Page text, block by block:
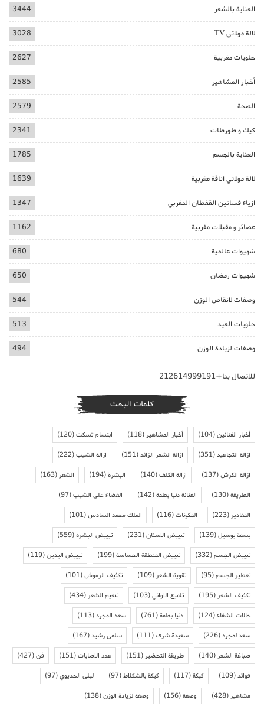
العناية بالشعر 3444
لالة مولاتي TV 3028
حلويات مغربية 2627
أخبار المشاهير 2585
الصحة 2579
كيك و طورطات 2341
العناية بالجسم 1785
لالة مولاتي اناقة مغربية 1639
ازياء فساتين القفطان المغربي 1347
عصائر و مقبلات مغربية 1162
شهيوات عالمية 680
شهيوات رمضان 650
وصفات لانقاص الوزن 544
حلويات العيد 513
وصفات لزيادة الوزن 494
للاتصال بنا+212614999191
كلمات البحث
أخبار الفنانين(104) أخبار المشاهير(118) ابتسام تسكت(120)
ازالة التجاعيد(351) ازالة الشعر الزائد(151) ازالة الشيب(222)
ازالة الكرش(137) ازالة الكلف(140) البشرة(194) الشعر(163)
الطريقة(130) الفنانة دنيا بطمة(142) القضاء على الشيب(97)
المقادير(223) المكونات(116) الملك محمد السادس(101)
بسمة بوسيل(139) تبييض الاسنان(231) تبييض البشرة(559)
تبييض الجسم(332) تبييض المنطقة الحساسة(199) تبييض اليدين(119)
تعطير الجسم(95) تقوية الشعر(109) تكثيف الرموش(101)
تكثيف الشعر(195) تلميع الاواني(103) تنعيم الشعر(434)
حالات الشفاء(124) دنيا بطمة(761) سعد المجرد(113)
سعد لمجرد(226) سعيدة شرف(111) سلمى رشيد(167)
صباغة الشعر(140) طريقة التحضير(151) عدد الاصابات(151) فن(427)
فوائد(109) كيكة(117) كيكة بالشكلاط(97) ليلى الحديوي(97)
مشاهير(428) وصفة(156) وصفة لزيادة الوزن(138)